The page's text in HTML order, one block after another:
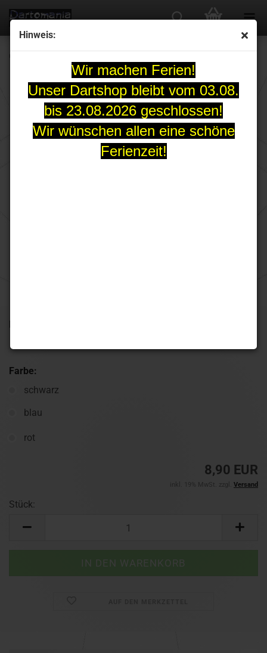
Hinweis:
Wir machen Ferien!
Unser Dartshop bleibt vom 03.08.
bis 23.08.2026 geschlossen!
Wir wünschen allen eine schöne
Ferienzeit!
Lieferzeit:
Farbe:
schwarz
blau
rot
8,90 EUR
inkl. 19% MwSt. zzgl. Versand
Stück: